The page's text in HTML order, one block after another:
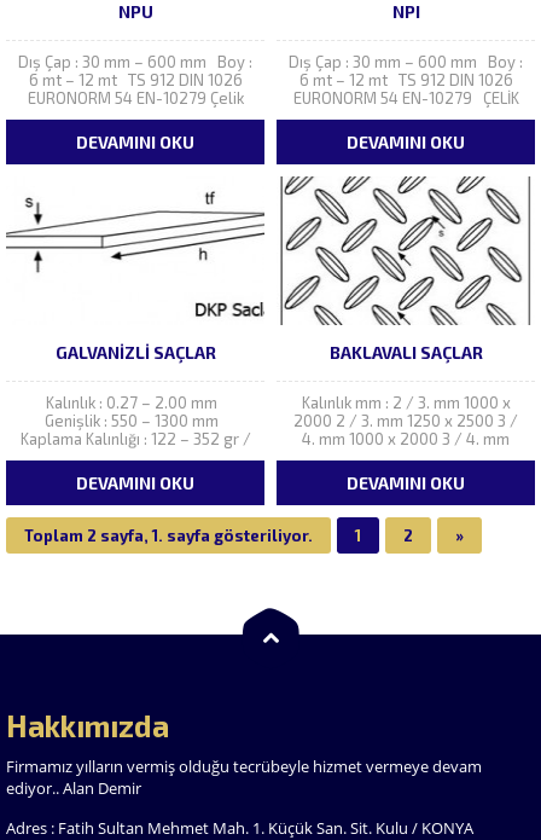
NPU
Dış Çap : 30 mm – 600 mm Boy :
6 mt – 12 mt TS 912 DIN 1026
EURONORM 54 EN-10279 Çelik
Kalitesi : TS 2162 SFe 37.2, SFe
44.2 ve SFe 52.3 , DIN 17100
RSt...
DEVAMINI OKU
NPI
Dış Çap : 30 mm – 600 mm Boy :
6 mt – 12 mt TS 912 DIN 1026
EURONORM 54 EN-10279 ÇELİK
KALİTESİ TS 2162 SFe 37.2 , SFe
44.2 ve SFe 52.3 , DIN
17100 RSt...
DEVAMINI OKU
GALVANIZLI SAÇLAR
Kalınlık : 0.27 – 2.00 mm
Genişlik : 550 – 1300 mm
Kaplama Kalınlığı : 122 – 352 gr /
m2 Boy : Max. 6.500 mm
DEVAMINI OKU
BAKLAVALI SAÇLAR
Kalınlık mm : 2 / 3. mm 1000 x
2000 2 / 3. mm 1250 x 2500 3 /
4. mm 1000 x 2000 3 / 4. mm
1250 x 2500 4 / 5. mm 1000 x
2000 4 / 5....
DEVAMINI OKU
Toplam 2 sayfa, 1. sayfa gösteriliyor. 1 2 »
Hakkımızda
Firmamız yılların vermiş olduğu tecrübeyle hizmet vermeye devam
ediyor.. Alan Demir
Adres : Fatih Sultan Mehmet Mah. 1. Küçük San. Sit. Kulu / KONYA